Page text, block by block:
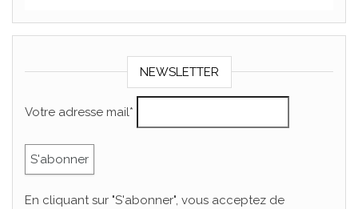
NEWSLETTER
Votre adresse mail*
En cliquant sur "S'abonner", vous acceptez de